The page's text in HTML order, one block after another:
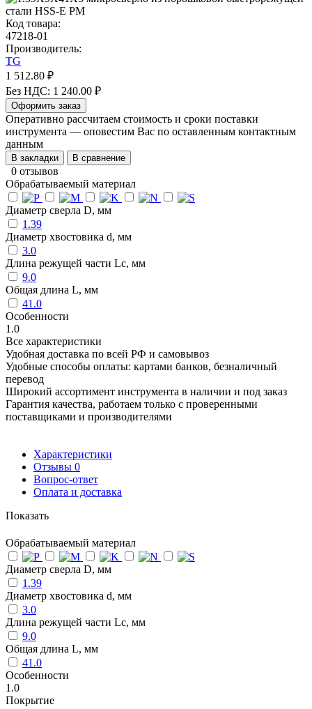
Код товара:
47218-01
Производитель:
TG
1 512.80 ₽
Без НДС: 1 240.00 ₽
Оформить заказ
Оперативно рассчитаем стоимость и сроки поставки
инструмента — оповестим Вас по оставленным контактным
данным
В закладки В сравнение
0 отзывов
Обрабатываемый материал
Диаметр сверла D, мм
1.39
Диаметр хвостовика d, мм
3.0
Длина режущей части Lc, мм
9.0
Общая длина L, мм
41.0
Особенности
1.0
Все характеристики
Удобная доставка по всей РФ и самовывоз
Удобные способы оплаты: картами банков, безналичный
перевод
Широкий ассортимент инструмента в наличии и под заказ
Гарантия качества, работаем только с проверенными
поставщиками и производителями
Характеристики
Отзывы 0
Вопрос-ответ
Оплата и доставка
Показать
Обрабатываемый материал
Диаметр сверла D, мм
1.39
Диаметр хвостовика d, мм
3.0
Длина режущей части Lc, мм
9.0
Общая длина L, мм
41.0
Особенности
1.0
Покрытие